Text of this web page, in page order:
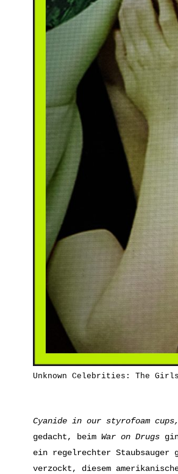
Unknown Celebrities: The
Cyanide in our styrofoam cups,
gedacht, beim War on Drugs
ein regelrechter Staubsauger
verzockt, diesem